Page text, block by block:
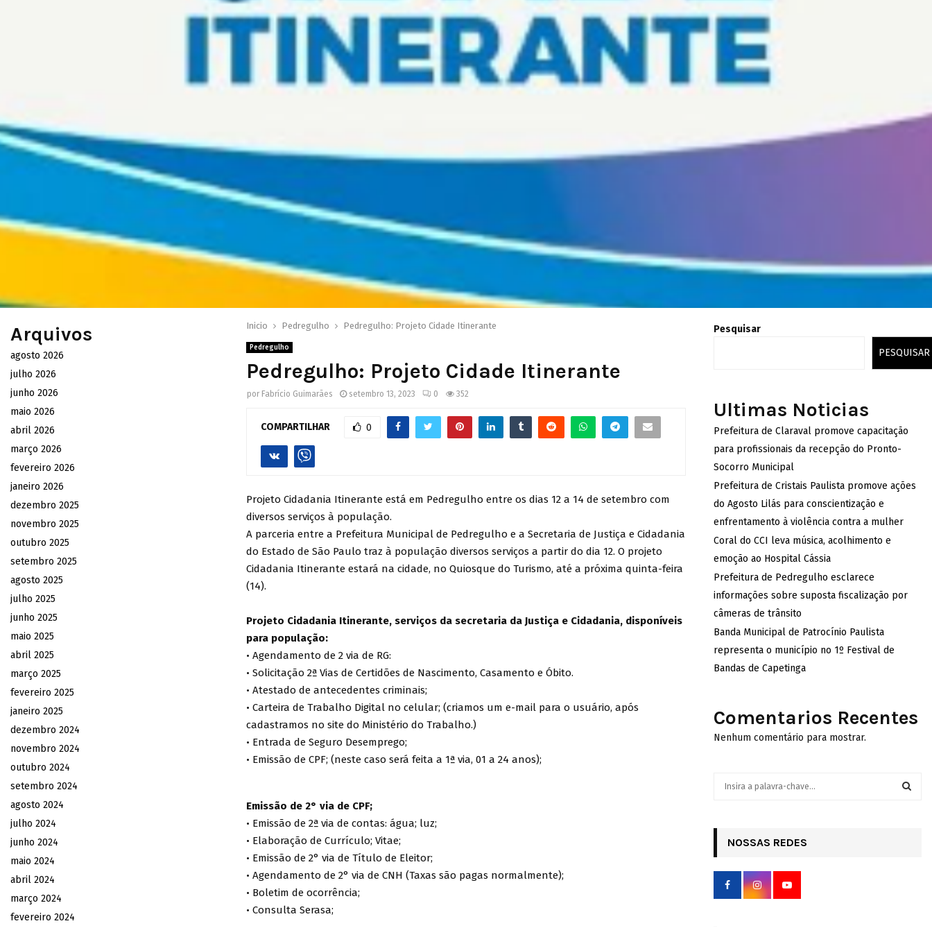
Inicio Pedregulho Pedregulho: Projeto Cidade Itinerante
Pedregulho
Pedregulho: Projeto Cidade Itinerante
por Fabrício Guimarães setembro 13, 2023 0 352
COMPARTILHAR 0
Projeto Cidadania Itinerante está em Pedregulho entre os dias 12 a 14 de setembro com
diversos serviços à população.
A parceria entre a Prefeitura Municipal de Pedregulho e a Secretaria de Justiça e Cidadania
do Estado de São Paulo traz à população diversos serviços a partir do dia 12. O projeto
Cidadania Itinerante estará na cidade, no Quiosque do Turismo, até a próxima quinta-feira
(14).
Projeto Cidadania Itinerante, serviços da secretaria da Justiça e Cidadania, disponíveis
para população:
• Agendamento de 2 via de RG:
• Solicitação 2ª Vias de Certidões de Nascimento, Casamento e Óbito.
• Atestado de antecedentes criminais;
• Carteira de Trabalho Digital no celular; (criamos um e-mail para o usuário, após
cadastramos no site do Ministério do Trabalho.)
• Entrada de Seguro Desemprego;
• Emissão de CPF; (neste caso será feita a 1ª via, 01 a 24 anos);
Emissão de 2° via de CPF;
• Emissão de 2ª via de contas: água; luz;
• Elaboração de Currículo; Vitae;
• Emissão de 2° via de Título de Eleitor;
• Agendamento de 2° via de CNH (Taxas são pagas normalmente);
• Boletim de ocorrência;
• Consulta Serasa;
Arquivos
agosto 2026
julho 2026
junho 2026
maio 2026
abril 2026
março 2026
fevereiro 2026
janeiro 2026
dezembro 2025
novembro 2025
outubro 2025
setembro 2025
agosto 2025
julho 2025
junho 2025
maio 2025
abril 2025
março 2025
fevereiro 2025
janeiro 2025
dezembro 2024
novembro 2024
outubro 2024
setembro 2024
agosto 2024
julho 2024
junho 2024
maio 2024
abril 2024
março 2024
fevereiro 2024
Pesquisar
PESQUISAR
Ultimas Noticias
Prefeitura de Claraval promove capacitação
para profissionais da recepção do Pronto-
Socorro Municipal
Prefeitura de Cristais Paulista promove ações
do Agosto Lilás para conscientização e
enfrentamento à violência contra a mulher
Coral do CCI leva música, acolhimento e
emoção ao Hospital Cássia
Prefeitura de Pedregulho esclarece
informações sobre suposta fiscalização por
câmeras de trânsito
Banda Municipal de Patrocínio Paulista
representa o município no 1º Festival de
Bandas de Capetinga
Comentarios Recentes
Nenhum comentário para mostrar.
r
NOSSAS REDES